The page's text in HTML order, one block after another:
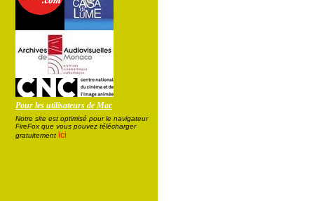
Pour les utilisateurs de Mac
Notre site est optimisé pour le navigateur
FireFox que vous pouvez télécharger
gratuitement ici